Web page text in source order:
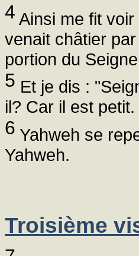
4 Ainsi me fit
venait châtier
portion du
5 Et je dis :
il? Car il est petit.
6 Yahweh se
Yahweh.
Troisième